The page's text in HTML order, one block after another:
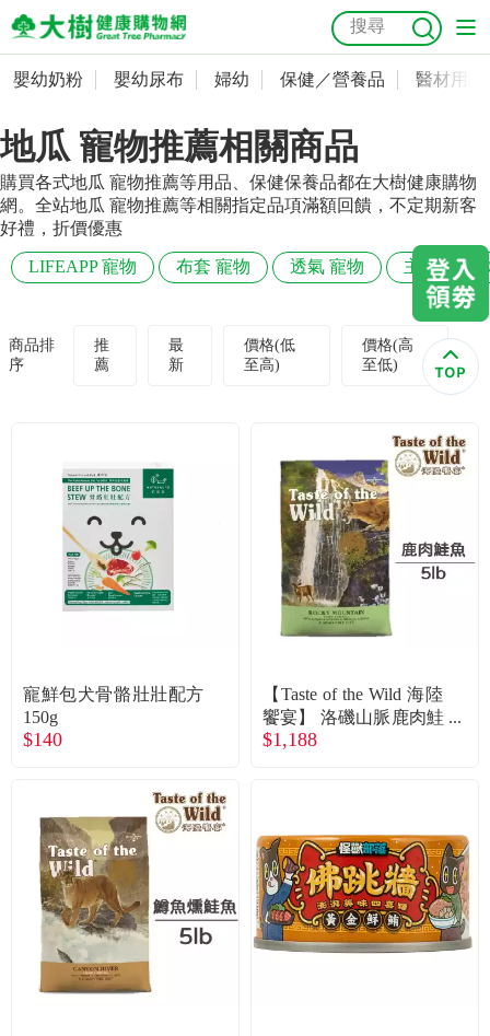
嬰幼奶粉
嬰幼尿布
婦幼
保健／營養品
食品／健康食補
優惠活動
關於我們
購物流程
會員專區
常見問題
抗菌 尿布 大樹獨家 益生菌 魚油 幼兒米餅
奶瓶奶嘴
會員資料及密碼修改
常用收件人清單
訂單查詢
收藏清單
優惠券查詢
嬰幼奶粉 嬰幼尿布 婦幼 保健／營養品 醫材用品
地瓜 寵物推薦相關商品
購買各式地瓜 寵物推薦等用品、保健保養品都在大樹健康購物
網。全站地瓜 寵物推薦等相關指定品項滿額回饋，不定期新客
好禮，折價優惠
LIFEAPP 寵物 布套 寵物 透氣 寵物 主食罐 寵
商品排
序
推
薦
最
新
價格(低
至高)
價格(高
至低)
寵鮮包犬骨骼壯壯配方
150g
$140
【Taste of the Wild 海陸
饗宴】 洛磯山脈鹿肉鮭
魚5lb（貓）
$1,188